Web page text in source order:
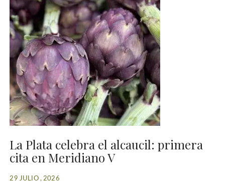
La Plata celebra el alcaucil: primera
cita en Meridiano V
29 JULIO , 2026